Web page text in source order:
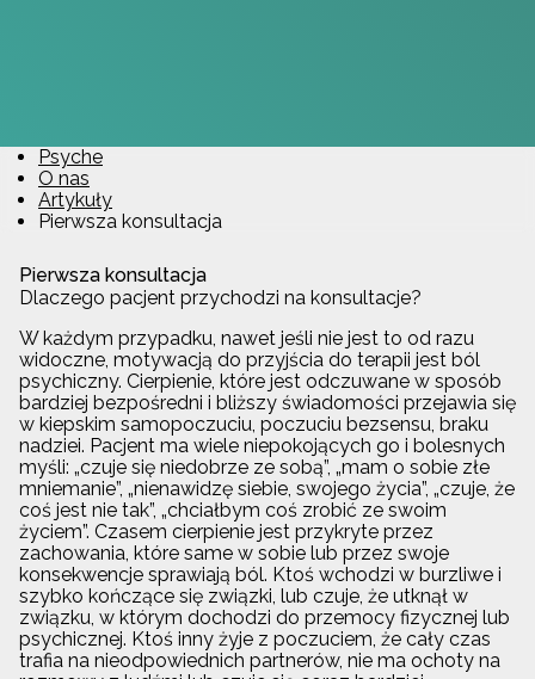
Psyche
O nas
Artykuły
Pierwsza konsultacja
Pierwsza konsultacja
Dlaczego pacjent przychodzi na konsultacje?
W każdym przypadku, nawet jeśli nie jest to od razu
widoczne, motywacją do przyjścia do terapii jest ból
psychiczny. Cierpienie, które jest odczuwane w sposób
bardziej bezpośredni i bliższy świadomości przejawia się
w kiepskim samopoczuciu, poczuciu bezsensu, braku
nadziei. Pacjent ma wiele niepokojących go i bolesnych
myśli: „czuje się niedobrze ze sobą”, „mam o sobie złe
mniemanie”, „nienawidzę siebie, swojego życia”, „czuje, że
coś jest nie tak”, „chciałbym coś zrobić ze swoim
życiem”. Czasem cierpienie jest przykryte przez
zachowania, które same w sobie lub przez swoje
konsekwencje sprawiają ból. Ktoś wchodzi w burzliwe i
szybko kończące się związki, lub czuje, że utknął w
związku, w którym dochodzi do przemocy fizycznej lub
psychicznej. Ktoś inny żyje z poczuciem, że cały czas
trafia na nieodpowiednich partnerów, nie ma ochoty na